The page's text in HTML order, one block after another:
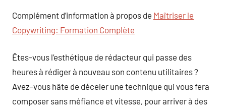
Complément d’information à propos de Maîtriser le
Copywriting: Formation Complète
Êtes-vous l’esthétique de rédacteur qui passe des
heures à rédiger à nouveau son contenu utilitaires ?
Avez-vous hâte de déceler une technique qui vous fera
composer sans méfiance et vitesse, pour arriver à des